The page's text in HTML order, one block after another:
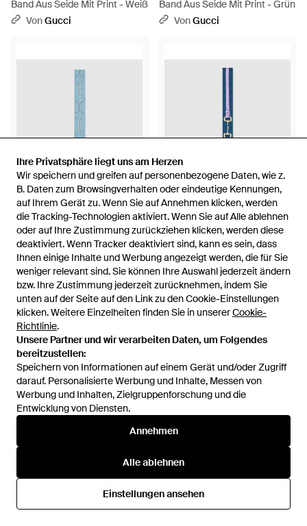
Ihre Privatsphäre liegt uns am Herzen
Wir speichern und greifen auf personenbezogene Daten, wie z.
B. Daten zum Browsingverhalten oder eindeutige Kennungen,
auf Ihrem Gerät zu. Wenn Sie auf Annehmen klicken, werden
die Tracking-Technologien aktiviert. Wenn Sie auf Alle ablehnen
oder auf Ihre Zustimmung zurückziehen klicken, werden diese
deaktiviert. Wenn Tracker deaktiviert sind, kann es sein, dass
Ihnen einige Inhalte und Werbung angezeigt werden, die für Sie
weniger relevant sind. Sie können Ihre Auswahl jederzeit ändern
bzw. Ihre Zustimmung jederzeit zurücknehmen, indem Sie
unten auf der Seite auf den Link zu den Cookie-Einstellungen
klicken. Weitere Einzelheiten finden Sie in unsererCookie-
Richtlinie.
Unsere Partner und wir verarbeiten Daten, um Folgendes
bereitzustellen:
Speichern von Informationen auf einem Gerät und/oder Zugriff
darauf. Personalisierte Werbung und Inhalte, Messen von
Werbung und Inhalten, Zielgruppenforschung und die
Entwicklung von Diensten.
Annehmen
Alle ablehnen
Einstellungen ansehen
Ihre Privatsphäre liegt uns am Herzen
Wir speichern und greifen auf personenbezogene Daten, wie z.
B. Daten zum Browsingverhalten oder eindeutige Kennungen,
auf Ihrem Gerät zu. Wenn Sie auf Annehmen klicken, werden
die Tracking-Technologien aktiviert. Wenn Sie auf Alle ablehnen
oder auf Ihre Zustimmung zurückziehen klicken, werden diese
deaktiviert. Wenn Tracker deaktiviert sind, kann es sein, dass
Ihnen einige Inhalte und Werbung angezeigt werden, die für Sie
weniger relevant sind. Sie können Ihre Auswahl jederzeit ändern
bzw. Ihre Zustimmung jederzeit zurücknehmen, indem Sie
unten auf der Seite auf den Link zu den Cookie-Einstellungen
klicken. Weitere Einzelheiten finden Sie in unsererCookie-
Richtlinie.
Unsere Partner und wir verarbeiten Daten, um Folgendes
bereitzustellen:
Speichern von Informationen auf einem Gerät und/oder Zugriff
darauf. Personalisierte Werbung und Inhalte, Messen von
Werbung und Inhalten, Zielgruppenforschung und die
Entwicklung von Diensten.
Annehmen
Alle ablehnen
Einstellungen ansehen
Band Aus Seide Mit Print - Weiß
VonGucci
Band Aus Seide Mit Print - Grün
VonGucci
210 €
Gucci
Band Aus Seide Mit Print - Blau
Von Gucci
210 €
Gucci
Band Aus Seidentwill Mit Print -
BlauVonGucci
Gucci
Band Aus Seidentwill Mit Print -
210 €
Band Aus Seidentwill Mit Print -